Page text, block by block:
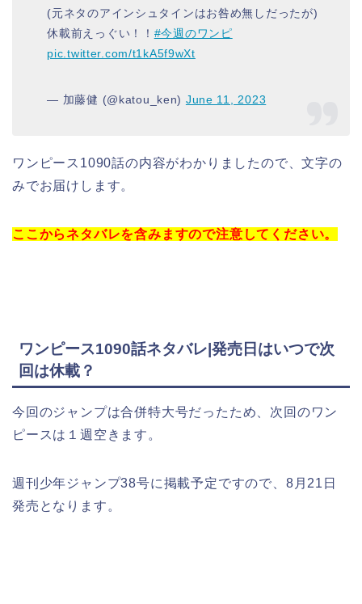
(元ネタのアインシュタインはお咎め無しだったが)
休載前えっぐい！！ #今週のワンピ
pic.twitter.com/t1kA5f9wXt
— 加藤健 (@katou_ken) June 11, 2023
ワンピース1090話の内容がわかりましたので、文字の
みでお届けします。
ここからネタバレを含みますので注意してください。
ワンピース1090話ネタバレ |発売日はいつで次
回は休載？
今回のジャンプは合併特大号だったため、次回のワン
ピースは１週空きます。
週刊少年ジャンプ38号に掲載予定ですので、8月21日
発売となります。